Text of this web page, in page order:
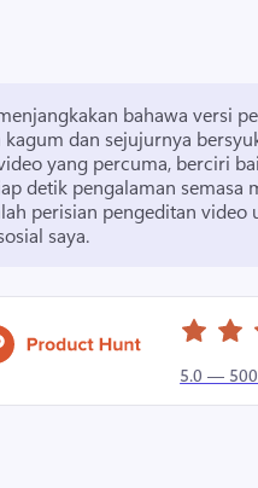
bahawa versi
kagum dan sejujurnya
detik pengalaman semasa
perisian pengeditan video
saya.
5.0 —